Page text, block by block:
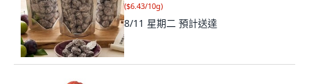
($6.43/10g)
8/11 星期二 預計送達